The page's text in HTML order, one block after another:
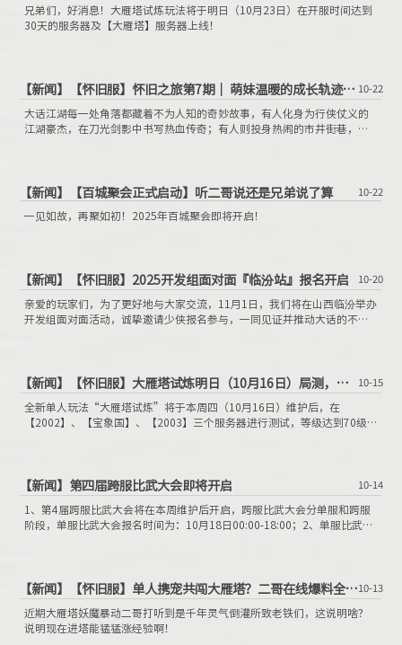
兄弟们，好消息！大雁塔试炼玩法将于明日（10月23日）在开服时间达到
30天的服务器及【大雁塔】服务器上线！
【新闻】 【怀旧服】怀旧之旅第7期｜ 萌妹温暖的成长轨迹与游戏羁绊 10-22
大话江湖每一处角落都藏着不为人知的奇妙故事，有人化身为行侠仗义的
江湖豪杰，在刀光剑影中书写热血传奇；有人则投身热闹的市井街巷，在
【新闻】 【百城聚会正式启动】听二哥说还是兄弟说了算 10-22
一见如故，再聚如初！2025年百城聚会即将开启！
【新闻】 【怀旧服】2025开发组面对面『临汾站』报名开启 10-20
亲爱的玩家们，为了更好地与大家交流，11月1日，我们将在山西临汾举办
开发组面对面活动，诚挚邀请少侠报名参与，一同见证并推动大话的不断
【新闻】 【怀旧服】大雁塔试炼明日（10月16日）局测，单人闯关赢海量经验！ 10-15
全新单人玩法“大雁塔试炼”将于本周四（10月16日）维护后，在
【2002】、【宝象国】、【2003】三个服务器进行测试，等级达到70级的
【新闻】 第四届跨服比武大会即将开启 10-14
1、第4届跨服比武大会将在本周维护后开启，跨服比武大会分单服和跨服
阶段，单服比武大会报名时间为：10月18日00:00-18:00；2、单服比武大
限调整为30回合（即跨服阶段的赛事回合上限均为30回合）。6、跨服阶
段周六的64强双败分组赛的开始时间由原来的18:00调整为19:00。
【新闻】 【怀旧服】单人携宠共闯大雁塔？二哥在线爆料全新单人副本！10-13
近期大雁塔妖魔暴动二哥打听到是千年灵气倒灌所致老铁们，这说明啥？
说明现在进塔能猛猛涨经验啊！